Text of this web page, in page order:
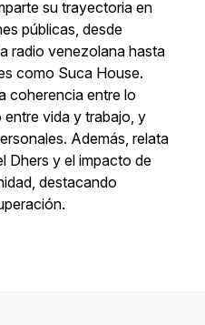
su trayectoria en
públicas, desde
radio venezolana hasta
como Suca House.
coherencia entre lo
entre vida y trabajo, y
Además, relata
Dhers y el impacto de
destacando